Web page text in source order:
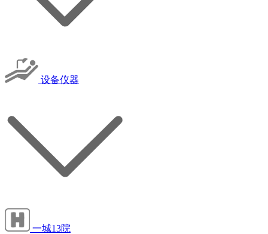
设备仪器
一城13院